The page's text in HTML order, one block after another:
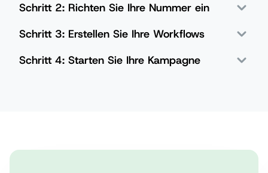
Schritt 2: Richten Sie Ihre Nummer ein
Schritt 3: Erstellen Sie Ihre Workflows
Schritt 4: Starten Sie Ihre Kampagne